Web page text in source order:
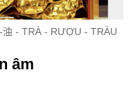
- TRÀ - RƯỢU - TRÀU
âm